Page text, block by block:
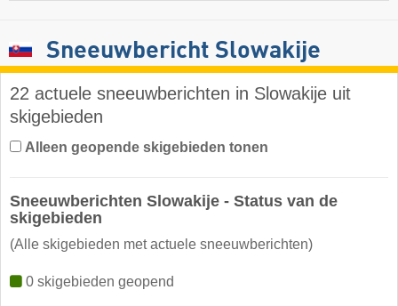
Sneeuwbericht Slowakije
22 actuele sneeuwberichten in Slowakije uit
skigebieden
Alleen geopende skigebieden tonen
Sneeuwberichten Slowakije - Status van de
skigebieden
(Alle skigebieden met actuele sneeuwberichten)
0 skigebieden geopend